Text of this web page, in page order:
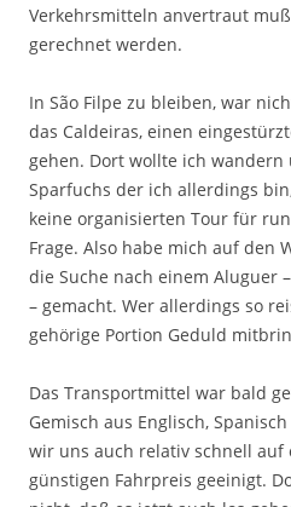
Verkehrsmitteln anvertraut
gerechnet werden.
In São Filpe zu bleiben, war
das Caldeiras, einen
gehen. Dort wollte ich
Sparfuchs der ich allerdings
keine organisierten Tour für
Frage. Also habe mich auf den
die Suche nach einem Aluguer
– gemacht. Wer allerdings so
gehörige Portion Geduld
Das Transportmittel war bald
Gemisch aus Englisch,
wir uns auch relativ schnell auf
günstigen Fahrpreis geeinigt.